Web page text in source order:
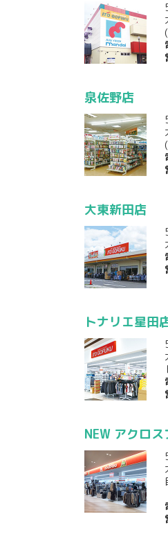
泉佐野店
大東新田店
トナリエ星田
NEW アクロ